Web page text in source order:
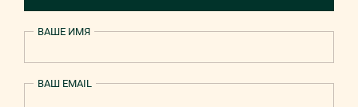
ВАШЕ ИМЯ
ВАШ EMAIL